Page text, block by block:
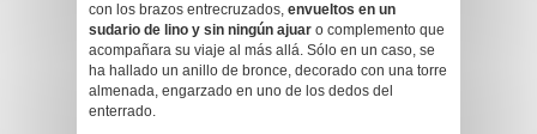
con los brazos entrecruzados, envueltos en un
sudario de lino y sin ningún ajuar o complemento que
acompañara su viaje al más allá. Sólo en un caso, se
ha hallado un anillo de bronce, decorado con una torre
almenada, engarzado en uno de los dedos del
enterrado.